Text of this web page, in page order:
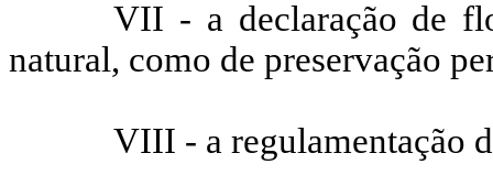
VII - a declaração de
natural, como de preservação
VIII - a regulamentação